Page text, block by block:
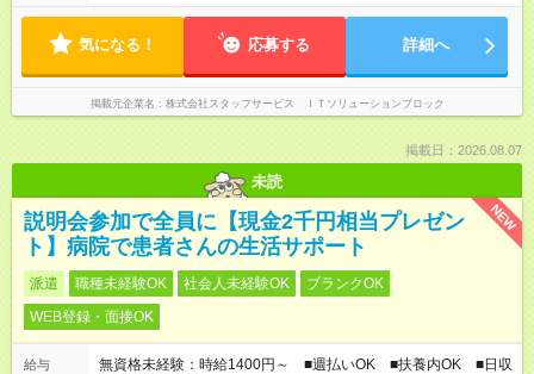
気になる！ 応募する 詳細へ
掲載元企業名 株式会社スタッフサービス ＩＴソリューションブロック
掲載日：2026.08.07
未読
NEW
説明会参加で全員に【現金2千円相当プレゼン
ト】病院で患者さんの生活サポート
派遣 職種未経験OK 社会人未経験OK
ブランクOK
WEB登録・面接OK
給与
無資格未経験：時給1400円～ ■週払いOK ■扶養内OK ■日収